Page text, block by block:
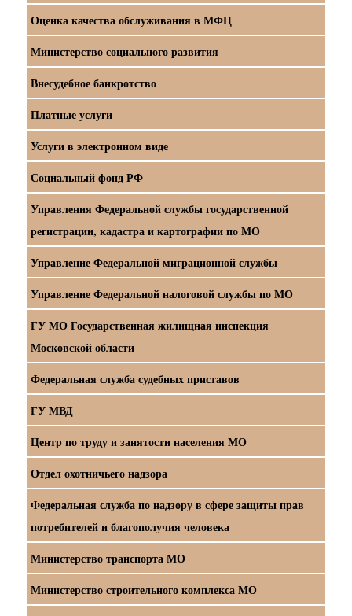
Оценка качества обслуживания в МФЦ
Министерство социального развития
Внесудебное банкротство
Платные услуги
Услуги в электронном виде
Социальный фонд РФ
Управления Федеральной службы государственной
регистрации, кадастра и картографии по МО
Управление Федеральной миграционной службы
Управление Федеральной налоговой службы по МО
ГУ МО Государственная жилищная инспекция
Московской области
Федеральная служба судебных приставов
ГУ МВД
Центр по труду и занятости населения МО
Отдел охотничьего надзора
Федеральная служба по надзору в сфере защиты прав
потребителей и благополучия человека
Министерство транспорта МО
Министерство строительного комплекса МО